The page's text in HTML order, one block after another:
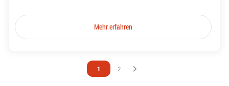
Mehr erfahren
Vous êtes sur la page
1 Vous êtes sur la page
2